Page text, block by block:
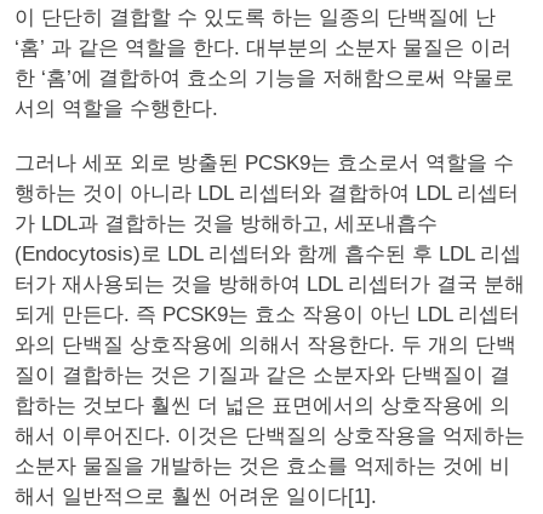
이 단단히 결합할 수 있도록 하는 일종의 단백질에 난
‘홈’ 과 같은 역할을 한다. 대부분의 소분자 물질은 이러
한 ‘홈’에 결합하여 효소의 기능을 저해함으로써 약물로
서의 역할을 수행한다.
그러나 세포 외로 방출된 PCSK9는 효소로서 역할을 수
행하는 것이 아니라 LDL 리셉터와 결합하여 LDL 리셉터
가 LDL과 결합하는 것을 방해하고, 세포내흡수
(Endocytosis)로 LDL 리셉터와 함께 흡수된 후 LDL 리셉
터가 재사용되는 것을 방해하여 LDL 리셉터가 결국 분해
되게 만든다. 즉 PCSK9는 효소 작용이 아닌 LDL 리셉터
와의 단백질 상호작용에 의해서 작용한다. 두 개의 단백
질이 결합하는 것은 기질과 같은 소분자와 단백질이 결
합하는 것보다 훨씬 더 넓은 표면에서의 상호작용에 의
해서 이루어진다. 이것은 단백질의 상호작용을 억제하는
소분자 물질을 개발하는 것은 효소를 억제하는 것에 비
해서 일반적으로 훨씬 어려운 일이다[1].